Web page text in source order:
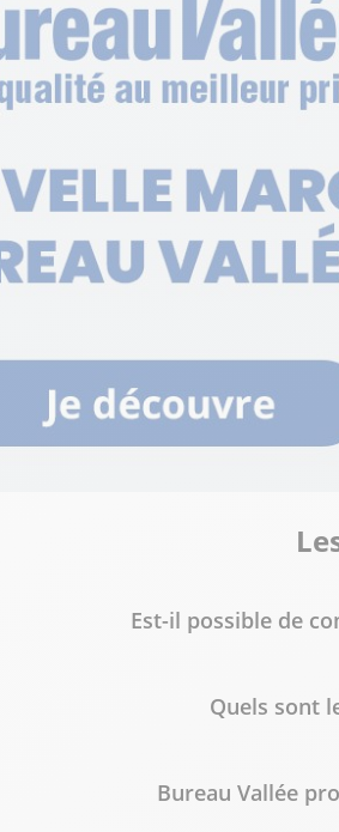
Est-il possible de
Quels sont
Bureau Vallée